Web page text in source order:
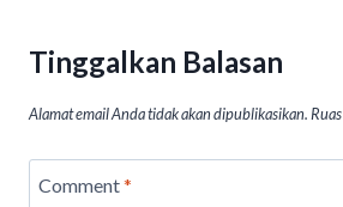
Tinggalkan Balasan
Alamat email Anda tidak akan dipublikasikan.
Comment*